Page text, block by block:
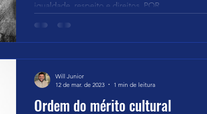
igualdade, respeito e direitos. POR ...
Ordem do mérito cultural
Will Junior
12 de mar. de 2023
1 min de leitura